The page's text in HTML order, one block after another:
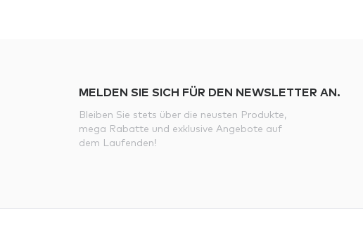
MELDEN SIE SICH FÜR DEN NEWSLETTER AN.
Bleiben Sie stets über die neusten Produkte,
mega Rabatte und exklusive Angebote auf
dem Laufenden!